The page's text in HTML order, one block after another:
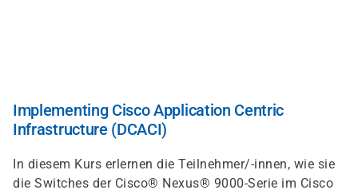
Implementing Cisco Application Centric
Infrastructure (DCACI)
In diesem Kurs erlernen die Teilnehmer/-innen, wie sie
die Switches der Cisco® Nexus® 9000-Serie im Cisco